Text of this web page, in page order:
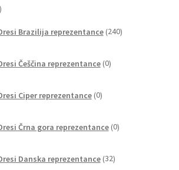
21
Brazilija reprezentance 240izdelkov
Češčina reprezentance 0izdelkov
Ciper reprezentance 0izdelkov
Črna gora reprezentance 0izdelkov
Danska reprezentance 32izdelkov